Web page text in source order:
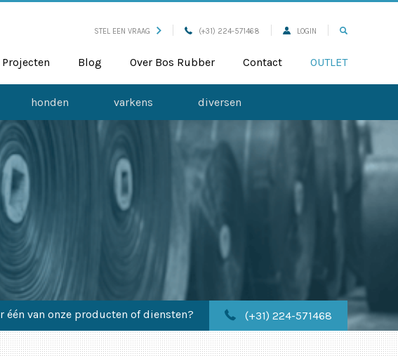
STEL EEN VRAAG (+31) 224-571468 LOGIN
Projecten Blog Over Bos Rubber Contact OUTLET
honden varkens diversen
één van onze producten of diensten? (+31) 224-571468